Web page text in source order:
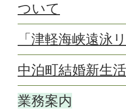
ついて
「津軽海峡遠泳
中泊町結婚新生
業務案内